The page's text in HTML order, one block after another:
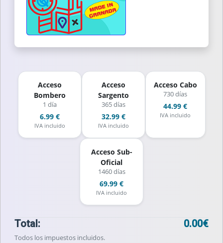
Acceso
Bombero
1 día
6.99 €
IVA incluido
Acceso
Sargento
365 días
32.99 €
IVA incluido
Acceso Cabo
730 días
44.99 €
IVA incluido
Acceso Sub-
Oficial
1460 días
69.99 €
IVA incluido
Total: 0.00€
Todos los impuestos incluidos.